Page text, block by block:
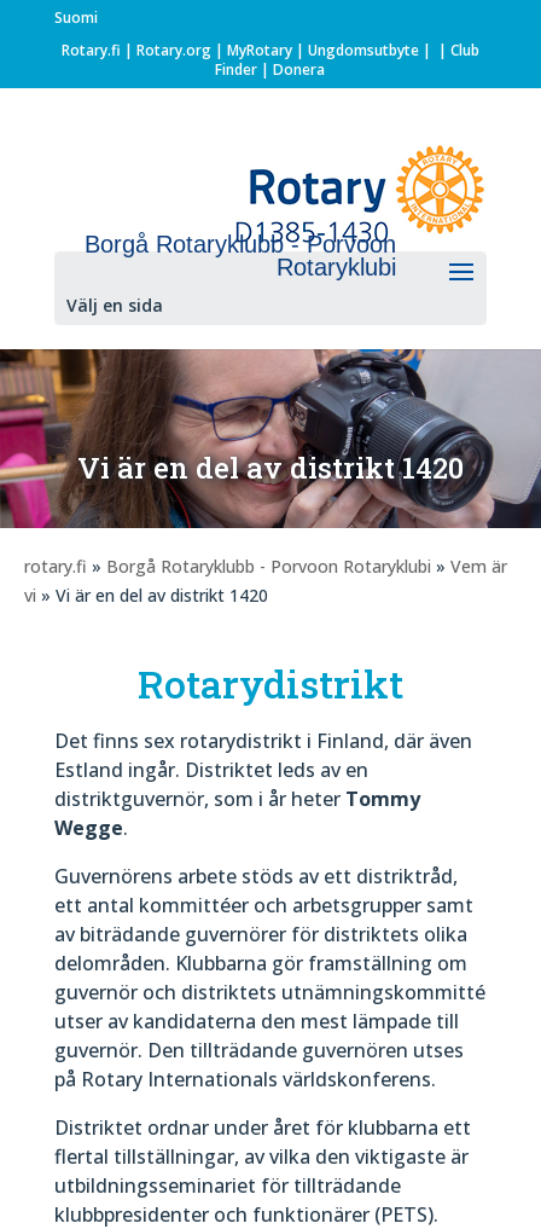
Suomi
Rotary.fi | Rotary.org| MyRotary | Ungdomsutbyte| | Club
Finder | Donera
Borgå Rotaryklubb - Porvoon
Rotaryklubi
Välj en sida
Vi är en del av distrikt 1420
rotary.fi » Borgå Rotaryklubb - Porvoon Rotaryklubi » Vem är
vi » Vi är en del av distrikt 1420
Rotarydistrikt
Det finns sex rotarydistrikt i Finland, där även
Estland ingår. Distriktet leds av en
distriktguvernör, som i år heter Tommy
Wegge.
Guvernörens arbete stöds av ett distriktråd,
ett antal kommittéer och arbetsgrupper samt
av biträdande guvernörer för distriktets olika
delområden. Klubbarna gör framställning om
guvernör och distriktets utnämningskommitté
utser av kandidaterna den mest lämpade till
guvernör. Den tillträdande guvernören utses
på Rotary Internationals världskonferens.
Distriktet ordnar under året för klubbarna ett
flertal tillställningar, av vilka den viktigaste är
utbildningsseminariet för tillträdande
klubbpresidenter och funktionärer (PETS).